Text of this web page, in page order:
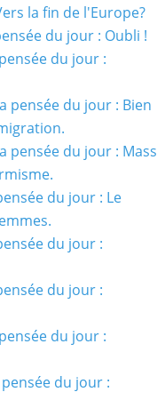
la fin de l'Europe?
du jour : Oubli !
du jour :
pensée du jour : Bien
pensée du jour : Mass
du jour : Le
du jour :
du jour :
du jour :
du jour :